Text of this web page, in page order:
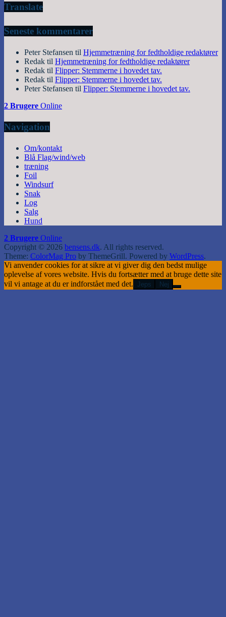
Translate
Seneste kommentarer
Peter Stefansen til Hjemmetræning for fedtholdige redaktører
Redak til Hjemmetræning for fedtholdige redaktører
Redak til Flipper: Stemmerne i hovedet tav.
Redak til Flipper: Stemmerne i hovedet tav.
Peter Stefansen til Flipper: Stemmerne i hovedet tav.
2 Brugere Online
Navigation
Om/kontakt
Blå Flag/wind/web
træning
Foil
Windsurf
Snak
Log
Salg
Hund
2 Brugere Online
Copyright © 2026 bensens.dk. All rights reserved.
Theme: ColorMag Pro by ThemeGrill. Powered by WordPress.
Vi anvender cookies for at sikre at vi giver dig den bedst mulige
oplevelse af vores website. Hvis du fortsætter med at bruge dette site
vil vi antage at du er indforstået med det. Jeps Nej